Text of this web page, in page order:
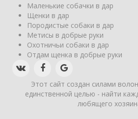
Маленькие собачки в дар
Щенки в дар
Породистые собаки в дар
Метисы в добрые руки
Охотничьи собаки в дар
Отдам щенка в добрые руки
Этот сайт создан силами
единственной целью - найти
любящего